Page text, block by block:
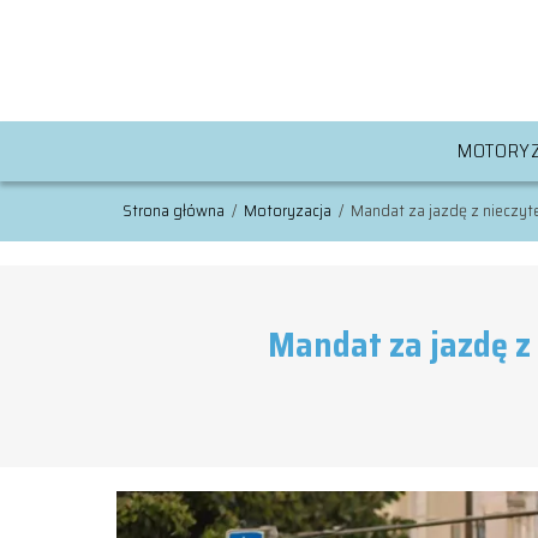
Strona główna / Motoryzacja / Mandat za jazdę z
Mandat za jazdę